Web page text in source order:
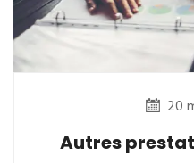
20
Autres